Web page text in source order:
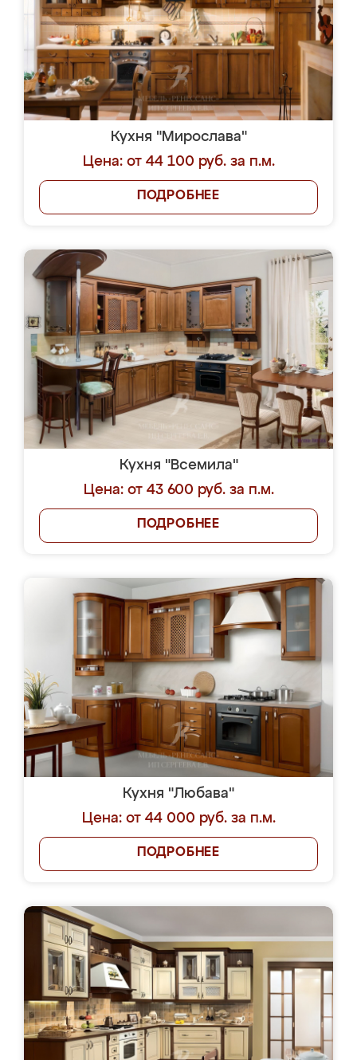
Кухня "Мирослава"
Цена: от 44 100 руб. за п.м.
ПОДРОБНЕЕ
Кухня "Всемила"
Цена: от 43 600 руб. за п.м.
ПОДРОБНЕЕ
Кухня "Любава"
Цена: от 44 000 руб. за п.м.
ПОДРОБНЕЕ